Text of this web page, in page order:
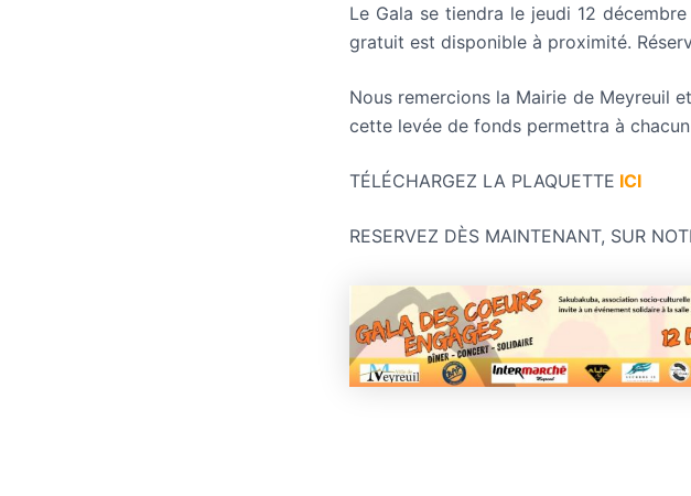
Le Gala se tiendra le jeudi 12
gratuit est disponible à proximité.
Nous remercions la Mairie de Meyreuil
cette levée de fonds permettra à chacun
TÉLÉCHARGEZ LA PLAQUETTE ICI
RESERVEZ DÈS MAINTENANT, SUR